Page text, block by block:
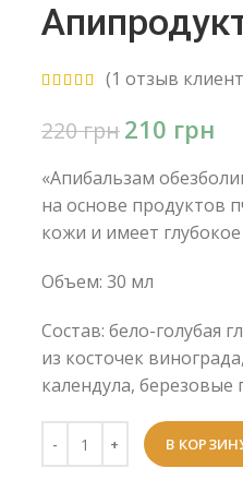
(1 отзыв
220грн210 грн
«Апибальзам
на основе продуктов
кожи и имеет
Объем: 30 мл
Состав: бело-голубая
из косточек
календула, березовые
В